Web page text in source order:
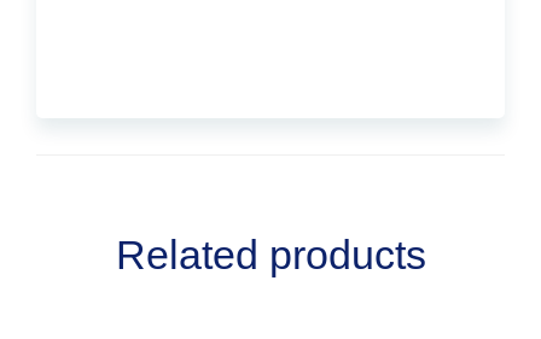
Related products